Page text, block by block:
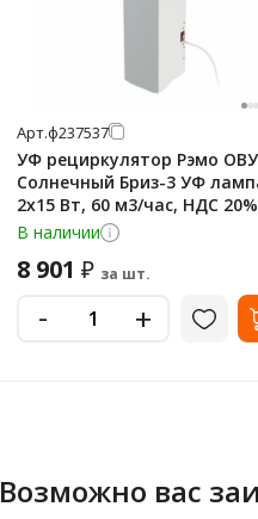
Арт.ф237537
УФ рециркулятор Рэмо
Солнечный Бриз-3 УФ
2х15 Вт, 60 м3/час, НДС 20%
В наличии
8 901 ₽ за шт.
- +
Возможно вас